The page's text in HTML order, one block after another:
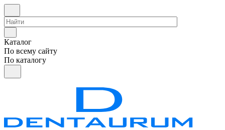
Каталог
По всему сайту
По каталогу